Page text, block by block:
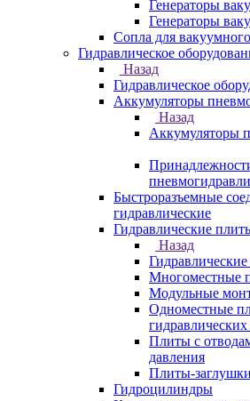
Генераторы
Генераторы
Сопла для
Гидравлическое
Назад
Гидравлическое
Аккумуляторы
Назад
Аккумуляторы
Быстроразъемные
гидравлические
Гидравлические
Назад
Многоместные
Модульные
Одноместные
Плиты с
давления
Плиты-
Гидроцилиндры